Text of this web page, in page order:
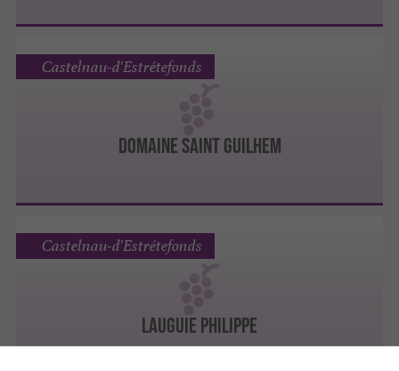
DOMAINE SAINT GUILHEM
Castelnau-d'Estrétefonds
LAUGUIE PHILIPPE
Castelnau-d'Estrétefonds